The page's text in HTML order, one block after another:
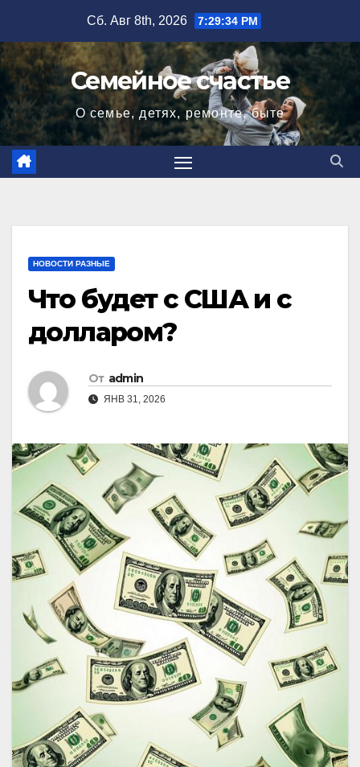
содержимому
Сб. Авг 8th, 2026 7:29:35 PM
Семейное счастье
О семье, детях, ремонте, быте
НОВОСТИ РАЗНЫЕ
Что будет с США и с
долларом?
От admin
ЯНВ 31, 2026